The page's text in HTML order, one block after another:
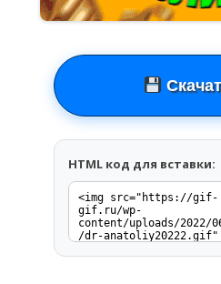
HTML код для вставки: